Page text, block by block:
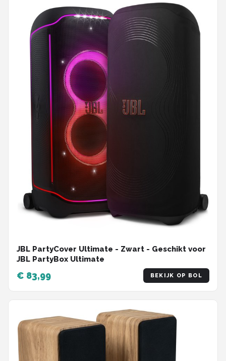
JBL PartyCover Ultimate - Zwart - Geschikt voor
JBL PartyBox Ultimate
€ 83,99 BEKIJK OP BOL